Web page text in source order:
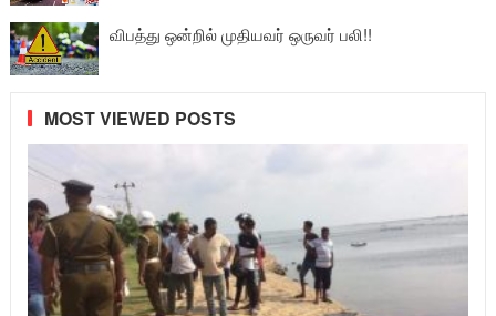
விபத்து ஒன்றில் முதியவர் ஒருவர் பலி!!
MOST VIEWED POSTS